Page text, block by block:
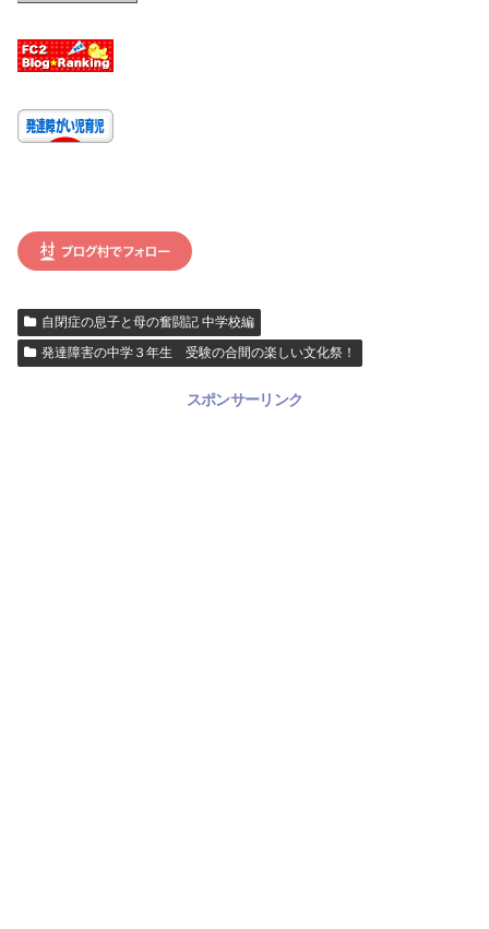
自閉症の息子と母の奮闘記 中学校編
発達障害の中学３年生 受験の合間の楽しい文化祭！
スポンサーリンク